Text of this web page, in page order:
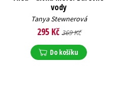
vody
Tanya Stewnerová
295 Kč 369 Kč
Do košíku